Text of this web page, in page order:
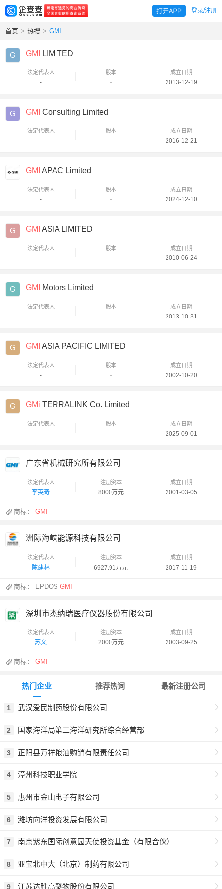
登录/注册
首页 > 热搜 > GMI
G GMI LIMITED
法定代表人
-
股本
-
成立日期
2013-12-19
G GMI Consulting Limited
法定代表人
-
股本
-
成立日期
2016-12-21
GMI APAC Limited
法定代表人
-
股本
-
成立日期
2024-12-10
G GMI ASIA LIMITED
法定代表人
-
股本
-
成立日期
2010-06-24
G GMI Motors Limited
法定代表人
-
股本
-
成立日期
2013-10-31
G GMI ASIA PACIFIC LIMITED
法定代表人
-
股本
-
成立日期
2002-10-20
G GMi TERRALINK Co. Limited
法定代表人
-
股本
-
成立日期
2025-09-01
广东省机械研究所有限公司
法定代表人
李英奇
注册资本
8000万元
成立日期
2001-03-05
商标：GMI
洲际海峡能源科技有限公司
法定代表人
陈建林
注册资本
6927.91万元
成立日期
2017-11-19
商标： EPDOSGMI
深圳市杰纳瑞医疗仪器股份有限公司
法定代表人
苏文
注册资本
2000万元
成立日期
2003-09-25
商标：GMI
热门企业
1 武汉爱民制药股份有限公司
2 国家海洋局第二海洋研究所综合经营部
3 正阳县万祥粮油购销有限责任公司
4 漳州科技职业学院
5 惠州市金山电子有限公司
6 潍坊向洋投资发展有限公司
7 南京紫东国际创意园天使投资基金（有限合伙）
8 亚宝北中大（北京）制药有限公司
9 江苏达胜高聚物股份有限公司
推荐热词 最新注册公司